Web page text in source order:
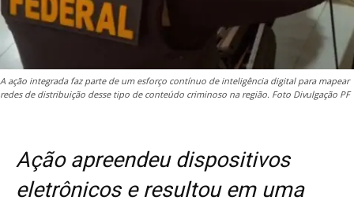
A ação integrada faz parte de um esforço contínuo de inteligência digital para mapear
redes de distribuição desse tipo de conteúdo criminoso na região. Foto Divulgação PF
Ação apreendeu dispositivos
eletrônicos e resultou em uma